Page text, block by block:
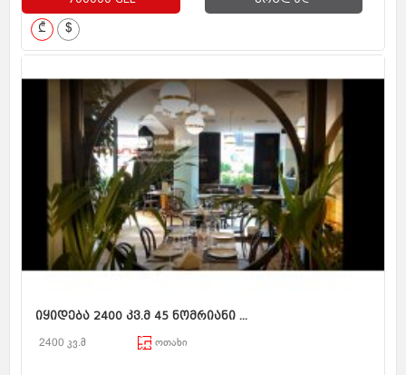
₾ $
იყიდება 2400 კვ.მ 45 ნომრიანი ...
2400 კვ.მ ოთახი